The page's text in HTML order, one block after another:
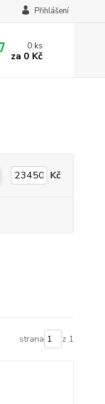
Přihlášení
0ks
za 0 Kč
Kč
strana z 1